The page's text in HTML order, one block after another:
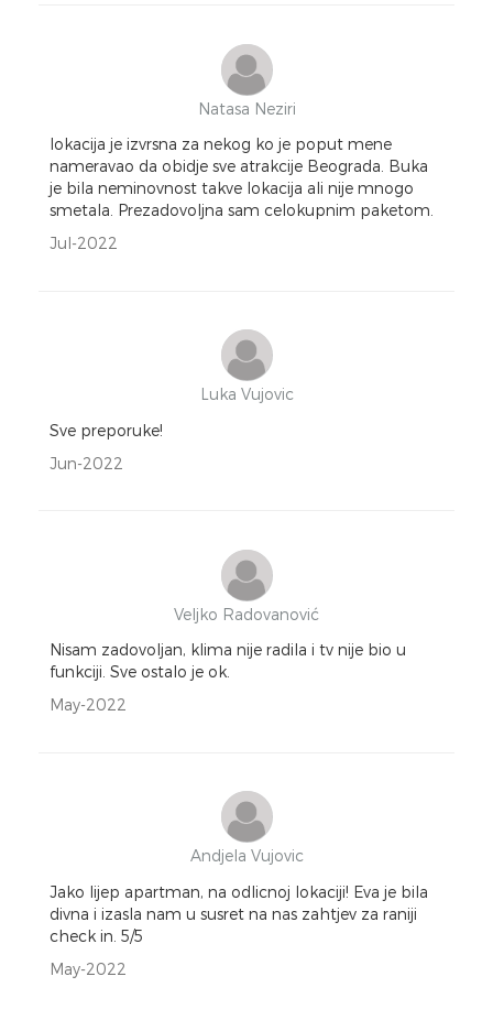
Natasa Neziri
lokacija je izvrsna za nekog ko je poput mene
nameravao da obidje sve atrakcije Beograda. Buka
je bila neminovnost takve lokacija ali nije mnogo
smetala. Prezadovoljna sam celokupnim paketom.
Jul-2022
Luka Vujovic
Sve preporuke!
Jun-2022
Veljko Radovanović
Nisam zadovoljan, klima nije radila i tv nije bio u
funkciji. Sve ostalo je ok.
May-2022
Andjela Vujovic
Jako lijep apartman, na odlicnoj lokaciji! Eva je bila
divna i izasla nam u susret na nas zahtjev za raniji
check in. 5/5
May-2022